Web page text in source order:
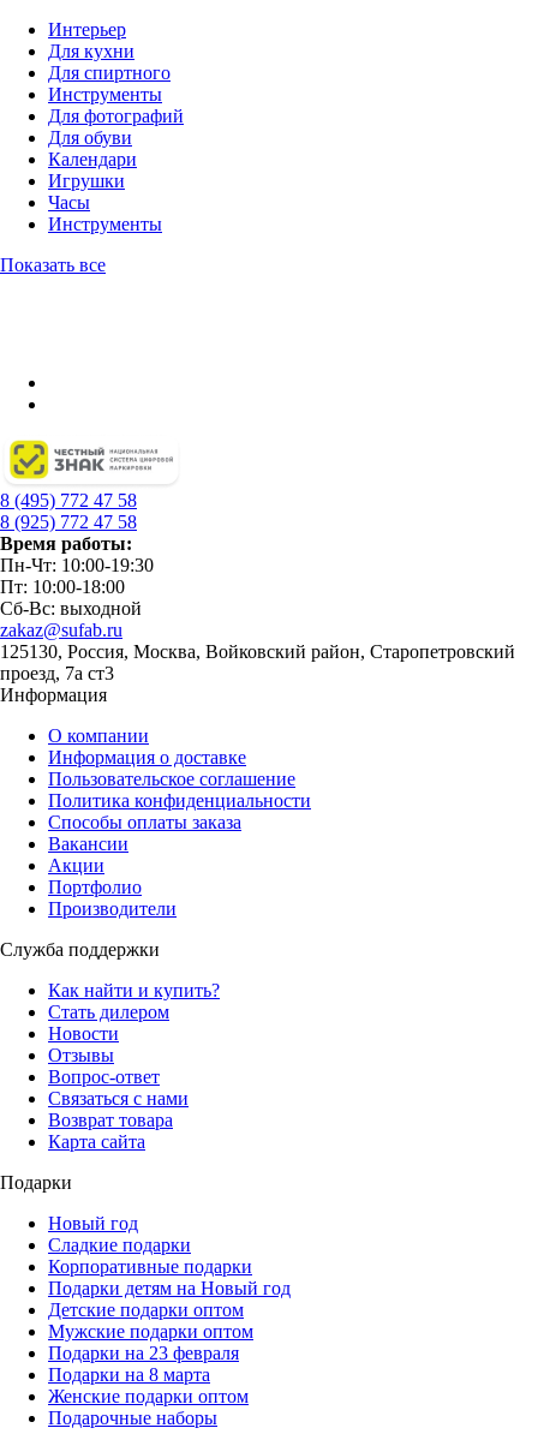
Интерьер
Для кухни
Для спиртного
Инструменты
Для фотографий
Для обуви
Календари
Игрушки
Часы
Инструменты
Показать все
8 (495) 772 47 58
8 (925) 772 47 58
Время работы:
Пн-Чт: 10:00-19:30
Пт: 10:00-18:00
Сб-Вс: выходной
zakaz@sufab.ru
125130, Россия, Москва, Войковский район, Старопетровский
проезд, 7а ст3
Информация
О компании
Информация о доставке
Пользовательское соглашение
Политика конфиденциальности
Способы оплаты заказа
Вакансии
Акции
Портфолио
Производители
Служба поддержки
Как найти и купить?
Стать дилером
Новости
Отзывы
Вопрос-ответ
Связаться с нами
Возврат товара
Карта сайта
Подарки
Новый год
Сладкие подарки
Корпоративные подарки
Подарки детям на Новый год
Детские подарки оптом
Мужские подарки оптом
Подарки на 23 февраля
Подарки на 8 марта
Женские подарки оптом
Подарочные наборы